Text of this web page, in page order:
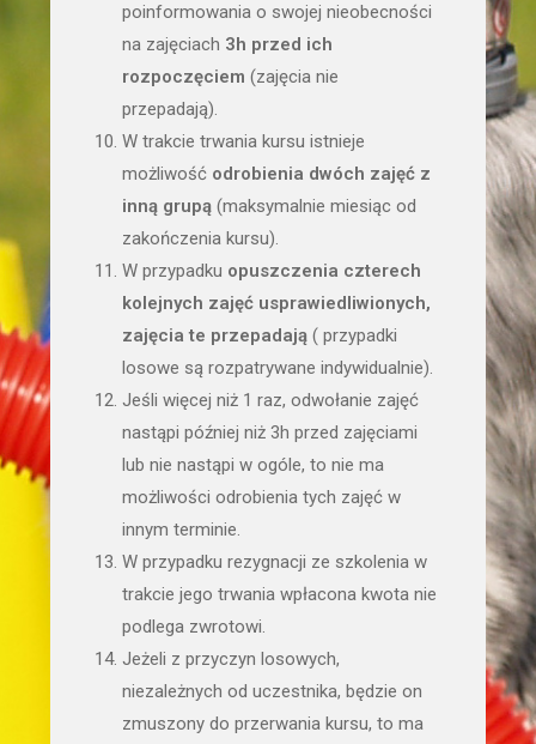
poinformowania o swojej nieobecności
na zajęciach 3h przed ich
rozpoczęciem (zajęcia nie
przepadają).
W trakcie trwania kursu istnieje
możliwość odrobienia dwóch zajęć z
inną grupą (maksymalnie miesiąc od
zakończenia kursu).
W przypadku opuszczenia czterech
kolejnych zajęć usprawiedliwionych,
zajęcia te przepadają ( przypadki
losowe są rozpatrywane indywidualnie).
Jeśli więcej niż 1 raz, odwołanie zajęć
nastąpi później niż 3h przed zajęciami
lub nie nastąpi w ogóle, to nie ma
możliwości odrobienia tych zajęć w
innym terminie.
W przypadku rezygnacji ze szkolenia w
trakcie jego trwania wpłacona kwota nie
podlega zwrotowi.
Jeżeli z przyczyn losowych,
niezależnych od uczestnika, będzie on
zmuszony do przerwania kursu, to ma